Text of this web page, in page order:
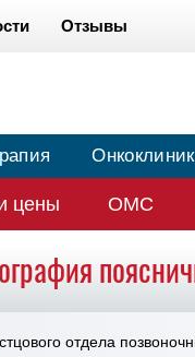
Отзывы
цены ОМС
отдела